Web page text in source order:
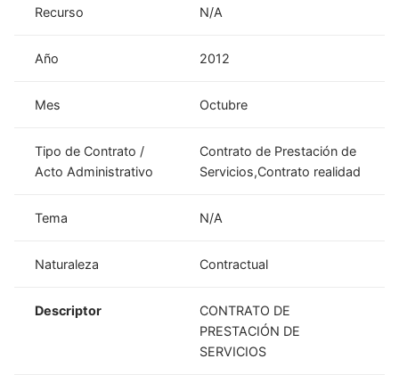
Recurso N/A
Año 2012
Mes Octubre
Tipo de Contrato /
Acto Administrativo
Contrato de Prestación de
Servicios,Contrato realidad
Tema N/A
Naturaleza Contractual
Descriptor
CONTRATO DE
PRESTACIÓN DE
SERVICIOS